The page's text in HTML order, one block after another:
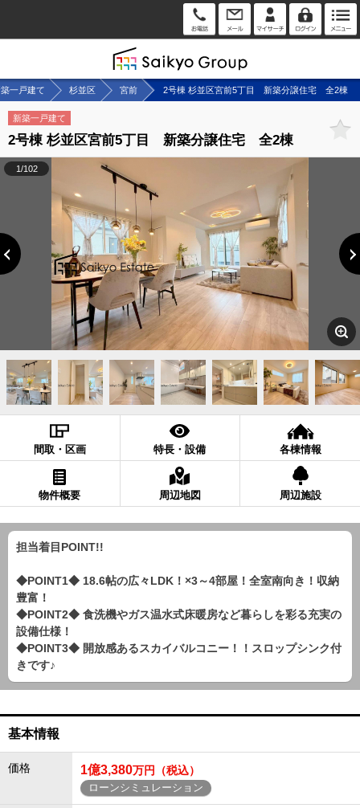
一戸建て 杉並区 宮前 2号棟 杉並区宮前5丁目 新築分譲住宅 全2棟
新築一戸建て
2号棟 杉並区宮前5丁目 新築分譲住宅 全2棟
1/102
間取・区画 特長・設備 各棟情報
物件概要 周辺地図 周辺施設
担当着目POINT!!
◆POINT1◆ 18.6帖の広々LDK！×3～4部屋！全室南向き！収納
豊富！
◆POINT2◆ 食洗機やガス温水式床暖房など暮らしを彩る充実の
設備仕様！
◆POINT3◆ 開放感あるスカイバルコニー！！スロップシンク付
きです♪
基本情報
価格 1億3,380万円（税込）
ローンシミュレーション